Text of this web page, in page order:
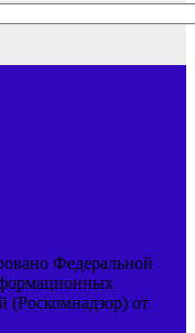
Федеральной
(Роскомнадзор) от